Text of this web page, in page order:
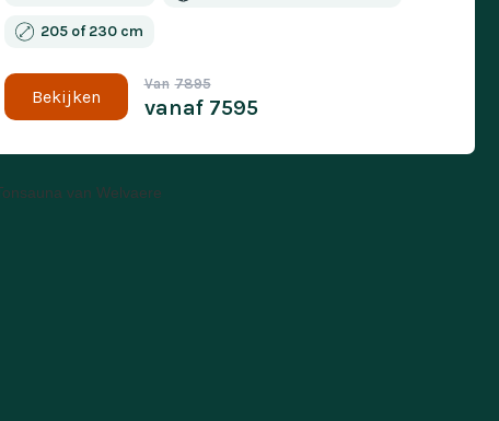
205 of 230 cm
Bekijken
Van 7895
vanaf 7595